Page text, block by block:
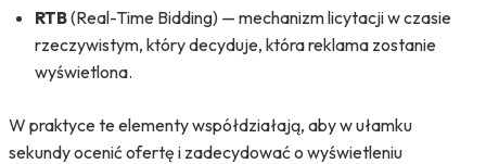
RTB(Real-Time Bidding) — mechanizm licytacji w czasie
rzeczywistym, który decyduje, która reklama zostanie
wyświetlona.
W praktyce te elementy współdziałają, aby w ułamku
sekundy ocenić ofertę i zadecydować o wyświetleniu